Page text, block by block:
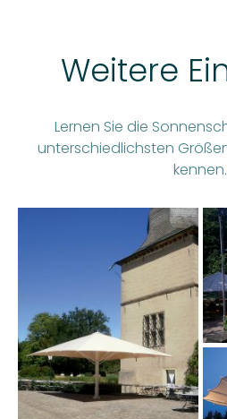
Weitere
Lernen Sie die
unterschiedlichsten
kennen.